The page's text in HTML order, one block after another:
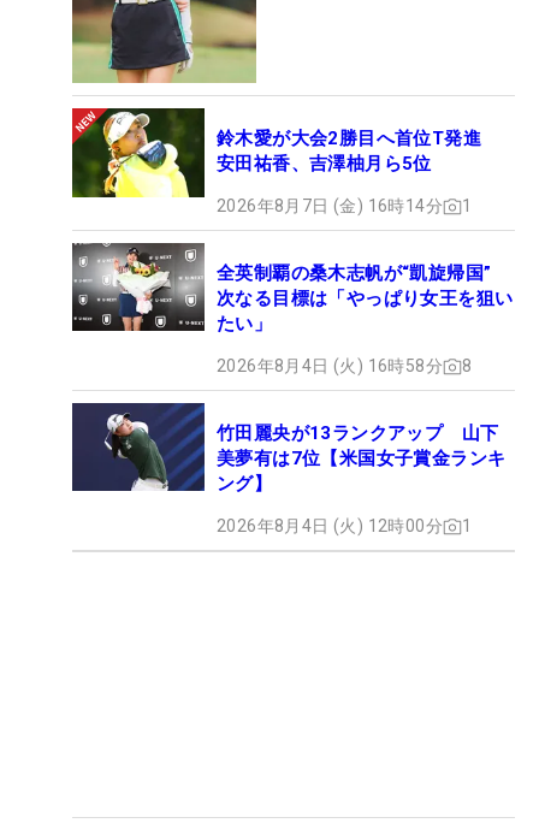
鈴木愛が大会2勝目へ首位T発進
安田祐香、吉澤柚月ら5位
2026年8月7日 (金) 16時14分 1
全英制覇の桑木志帆が“凱旋帰国”
次なる目標は「やっぱり女王を狙い
たい」
2026年8月4日 (火) 16時58分 8
竹田麗央が13ランクアップ 山下
美夢有は7位【米国女子賞金ランキ
ング】
2026年8月4日 (火) 12時00分 1